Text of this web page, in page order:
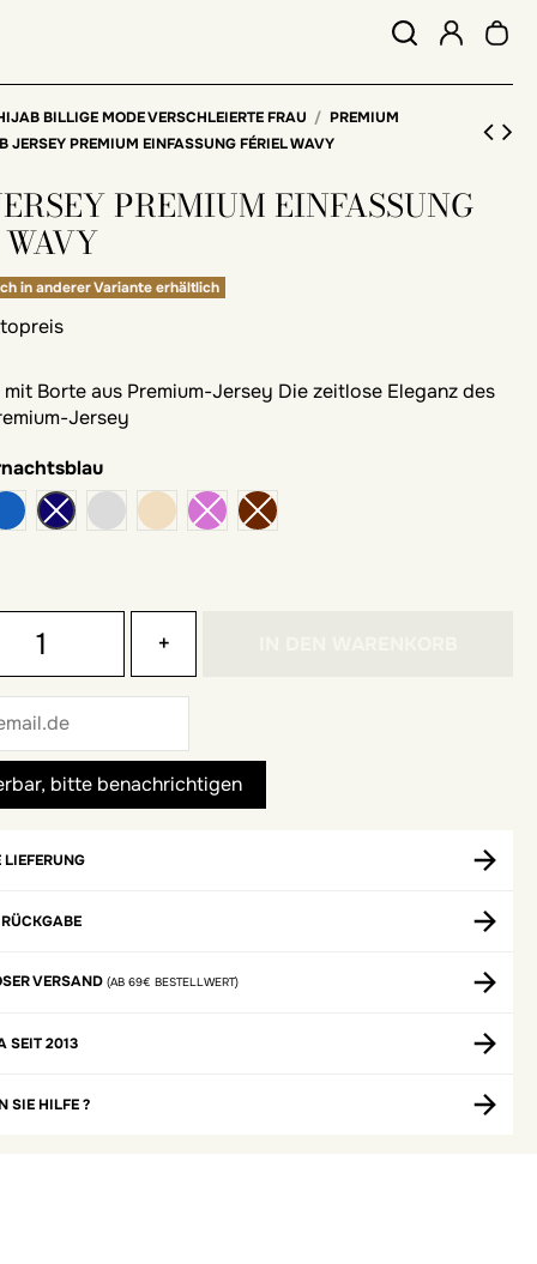
BILLIGE MODE VERSCHLEIERTE FRAU
PREMIUM
JERSEY PREMIUM EINFASSUNG FÉRIEL WAVY
PREMIUM EINFASSUNG
in anderer Variante erhältlich
Borte aus Premium-Jersey Die zeitlose Eleganz des
Jersey
blaue Jeans PerlgrauPraline
+
VERSAND (AB 69€ BESTELLWERT)
SEIT 2013
SIE HILFE ?